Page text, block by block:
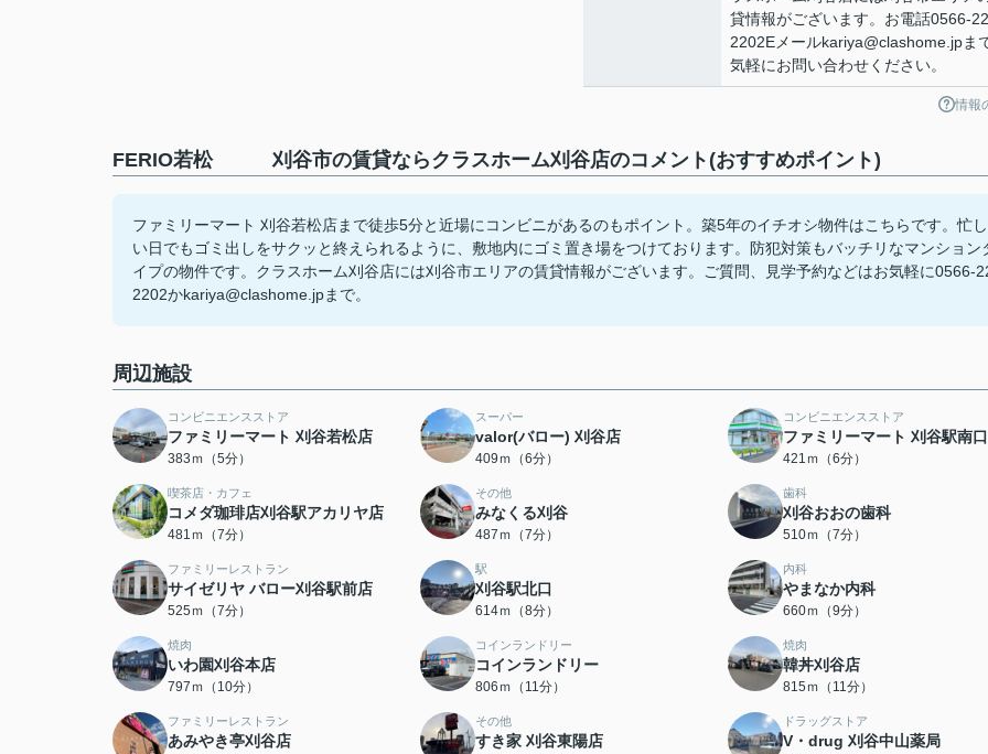
貸情報がございます。お電話0566-
2202Eメールkariya@clashome.jpま
気軽にお問い合わせください。
情報
FERIO若松 刈谷市の賃貸ならクラスホーム刈谷店のコメント(おすすめポイント)
ファミリーマート 刈谷若松店まで徒歩5分と近場にコンビニがあるのもポイント。築5年のイチオシ物件はこちらです。忙し
い日でもゴミ出しをサクッと終えられるように、敷地内にゴミ置き場をつけております。防犯対策もバッチリなマンション
イプの物件です。クラスホーム刈谷店には刈谷市エリアの賃貸情報がございます。ご質問、見学予約などはお気軽に0566-
2202かkariya@clashome.jpまで。
周辺施設
コンビニエンスストア
ファミリーマート 刈谷若松店
383ｍ（5分）
スーパー
valor(バロー) 刈谷店
409ｍ（6分）
コンビニエンスストア
ファミリーマート 刈谷駅南
421ｍ（6分）
喫茶店・カフェ
コメダ珈琲店刈谷駅アカリヤ店
481ｍ（7分）
その他
みなくる刈谷
487ｍ（7分）
歯科
刈谷おおの歯科
510ｍ（7分）
ファミリーレストラン
サイゼリヤ バロー刈谷駅前店
525ｍ（7分）
駅
刈谷駅北口
614ｍ（8分）
内科
やまなか内科
660ｍ（9分）
焼肉
いわ園刈谷本店
797ｍ（10分）
コインランドリー
コインランドリー
806ｍ（11分）
焼肉
韓丼刈谷店
815ｍ（11分）
ファミリーレストラン
あみやき亭刈谷店
その他
すき家 刈谷東陽店
ドラッグストア
V・drug 刈谷中山薬局